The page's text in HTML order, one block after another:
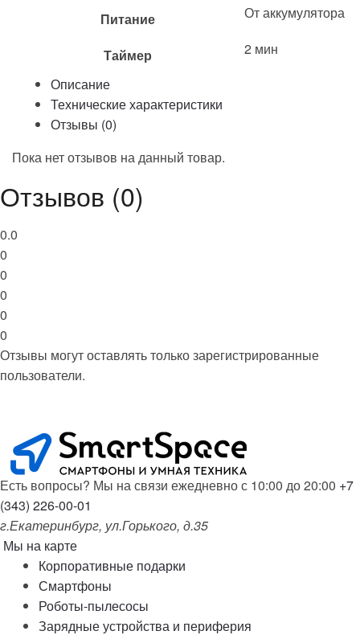
Питание От аккумулятора
Таймер
2 мин
Описание
Технические характеристики
Отзывы (0)
Пока нет отзывов на данный товар.
Отзывов (0)
0.0
0
0
0
0
0
Отзывы могут оставлять только зарегистрированные
пользователи.
Есть вопросы? Мы на связи ежедневно с 10:00 до 20:00 +7
(343) 226-00-01
г.Екатеринбург, ул.Горького, д.35
Мы на карте
Корпоративные подарки
Смартфоны
Роботы-пылесосы
Зарядные устройства и периферия